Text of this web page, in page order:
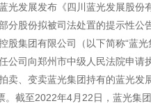
光发展发布《四川蓝光发展股份
分股份拟被司法处置的提示性公
股集团有限公司（以下简称“蓝光
公司向郑州市中级人民法院申请
卖、变卖蓝光集团持有的蓝光发
。截至2022年4月22日，蓝光集